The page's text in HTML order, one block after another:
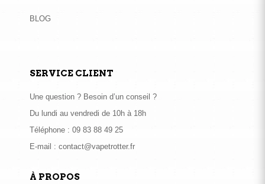
BLOG
SERVICE CLIENT
Une question ? Besoin d’un conseil ?
Du lundi au vendredi de 10h à 18h
Téléphone : 09 83 88 49 25
E-mail : contact@vapetrotter.fr
À PROPOS